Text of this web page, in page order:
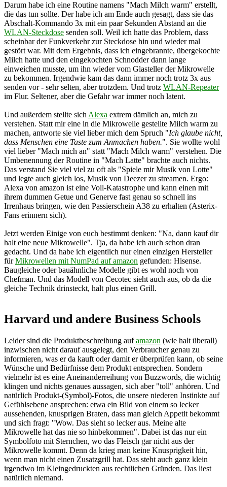
Darum habe ich eine Routine namens "Mach Milch warm" erstellt,
die das tun sollte. Der habe ich am Ende auch gesagt, dass sie das
Abschalt-Kommando 3x mit ein paar Sekunden Abstand an die
WLAN-Steckdose senden soll. Weil ich hatte das Problem, dass
scheinbar der Funkverkehr zur Steckdose hin und wieder mal
gestört war. Mit dem Ergebnis, dass ich eingebrannte, übergekochte
Milch hatte und den eingekochten Schnodder dann lange
einweichen musste, um ihn wieder vom Glasteller der Mikrowelle
zu bekommen. Irgendwie kam das dann immer noch trotz 3x aus
senden vor - sehr selten, aber trotzdem. Und trotz WLAN-Repeater
im Flur. Seltener, aber die Gefahr war immer noch latent.
Und außerdem stellte sich Alexa extrem dämlich an, mich zu
verstehen. Statt mir eine in die Mikrowelle gestellte Milch warm zu
machen, antworte sie viel lieber mich dem Spruch "Ich glaube nicht,
dass Menschen eine Taste zum Anmachen haben.". Sie wollte wohl
viel lieber "Mach mich an" statt "Mach Milch warm" verstehen. Die
Umbenennung der Routine in "Mach Latte" brachte auch nichts.
Das verstand Sie viel viel zu oft als "Spiele mir Musik von Lotte"
und legte auch gleich los, Musik von Deezer zu streamen. Ergo:
Alexa von amazon ist eine Voll-Katastrophe und kann einen mit
ihrem dummen Getue und Generve fast genau so schnell ins
Irrenhaus bringen, wie den Passierschein A38 zu erhalten (Asterix-
Fans erinnern sich).
Jetzt werden Einige von euch bestimmt denken: "Na, dann kauf dir
halt eine neue Mikrowelle". Tja, da habe ich auch schon dran
gedacht. Und da habe ich eigentlich nur einen einzigen Hersteller
fürMikrowellen mit NumPad auf amazon gefunden: Hisense.
Baugleiche oder bauähnliche Modelle gibt es wohl noch von
Chefman. Und das Modell von Cecotec sieht auch aus, ob da die
gleiche Technik drinsteckt, halt plus einen Grill.
Harvard und andere Business Schools
Leider sind die Produktbeschreibung aufamazon (wie halt überall)
inzwischen nicht darauf ausgelegt, den Verbraucher genau zu
informieren, was er da kauft oder damit er überprüfen kann, ob seine
Wünsche und Bedürfnisse dem Produkt entsprechen. Sondern
vielmehr ist es eine Aneinanderreihung von Buzzwords, die wichtig
klingen und nichts genaues aussagen, sich aber "toll" anhören. Und
natürlich Produkt-(Symbol)-Fotos, die unsere niederen Instinkte auf
Gefühlsebene ansprechen: etwa ein Bild von einem so lecker
aussehenden, knusprigen Braten, dass man gleich Appetit bekommt
und sich fragt: "Wow. Das sieht so lecker aus. Meine alte
Mikrowelle hat das nie so hinbekommen". Dabei ist das nur ein
Symbolfoto mit Sternchen, wo das Fleisch gar nicht aus der
Mikrowelle kommt. Denn da krieg man keine Knusprigkeit hin,
wenn man nicht einen Zusatzgrill hat. Das steht auch ganz klein
irgendwo im Kleingedruckten aus rechtlichen Gründen. Das liest
natürlich niemand.